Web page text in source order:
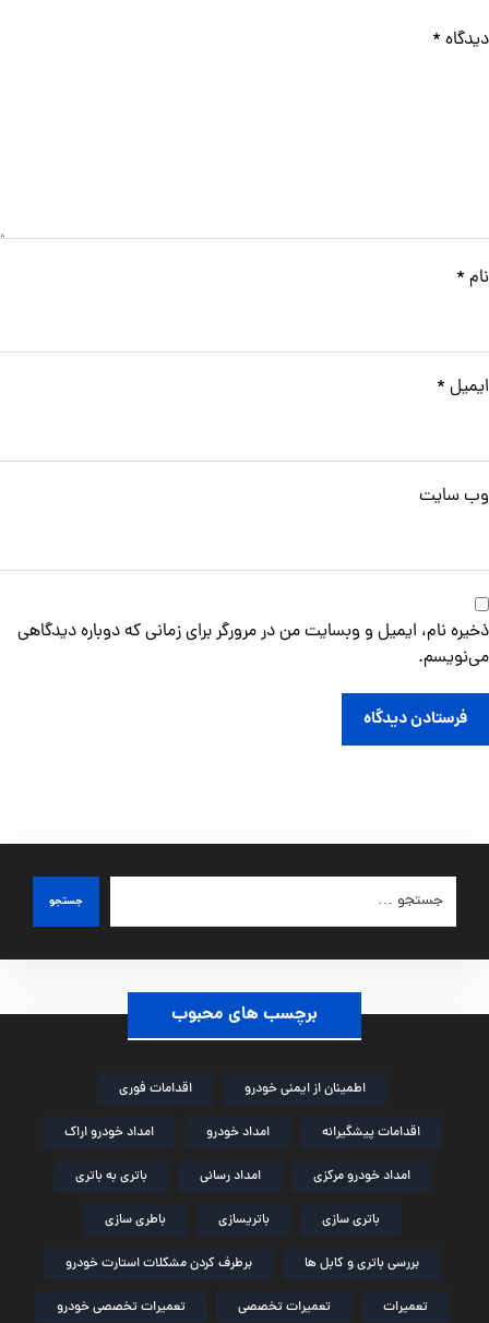
دیدگاه *
نام *
ایمیل *
وب‌ سایت
ذخیره نام، ایمیل و وبسایت من در مرورگر برای زمانی که دوباره دیدگاهی
می‌نویسم.
فرستادن دیدگاه
جستجو
برچسب های محبوب
اطمینان از ایمنی خودرو اقدامات فوری
اقدامات پیشگیرانه امداد خودرو امداد خودرو اراک
امداد خودرو مرکزی امداد رسانی باتری به باتری
باتری سازی باتریسازی باطری سازی
بررسی باتری و کابل ها برطرف کردن مشکلات استارت خودرو
تعمیرات تعمیرات تخصصی تعمیرات تخصصی خودرو